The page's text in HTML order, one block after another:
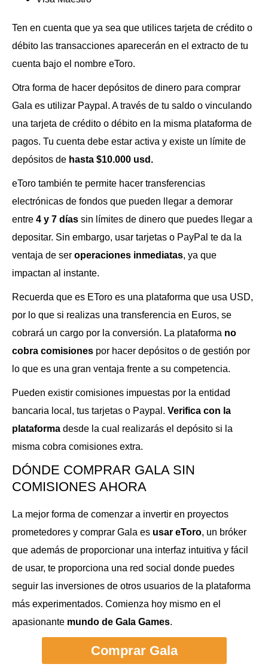
Ten en cuenta que ya sea que utilices tarjeta de crédito o
débito las transacciones aparecerán en el extracto de tu
cuenta bajo el nombre eToro.
Otra forma de hacer depósitos de dinero para comprar
Gala es utilizar Paypal. A través de tu saldo o vinculando
una tarjeta de crédito o débito en la misma plataforma de
pagos. Tu cuenta debe estar activa y existe un límite de
depósitos de hasta $10.000 usd.
eToro también te permite hacer transferencias
electrónicas de fondos que pueden llegar a demorar
entre 4 y 7 días sin límites de dinero que puedes llegar a
depositar. Sin embargo, usar tarjetas o PayPal te da la
ventaja de ser operaciones inmediatas, ya que
impactan al instante.
Recuerda que es EToro es una plataforma que usa USD,
por lo que si realizas una transferencia en Euros, se
cobrará un cargo por la conversión. La plataforma no
cobra comisiones por hacer depósitos o de gestión por
lo que es una gran ventaja frente a su competencia.
Pueden existir comisiones impuestas por la entidad
bancaria local, tus tarjetas o Paypal. Verifica con la
plataforma desde la cual realizarás el depósito si la
misma cobra comisiones extra.
DÓNDE COMPRAR GALA SIN
COMISIONES AHORA
La mejor forma de comenzar a invertir en proyectos
prometedores y comprar Gala es usar eToro, un bróker
que además de proporcionar una interfaz intuitiva y fácil
de usar, te proporciona una red social donde puedes
seguir las inversiones de otros usuarios de la plataforma
más experimentados. Comienza hoy mismo en el
apasionante mundo de Gala Games.
Comprar Gala